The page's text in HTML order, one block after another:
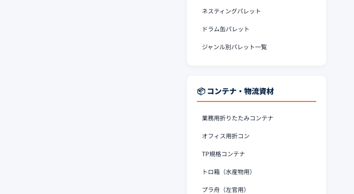
ネスティングパレット
ドラム缶パレット
ジャンル別パレット一覧
📦 コンテナ・物流資材
業務用折りたたみコンテナ
オフィス用折コン
TP規格コンテナ
トロ箱（水産物用）
プラ舟（左官用）